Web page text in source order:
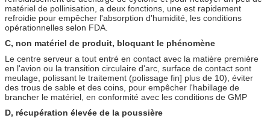
matériel de pollinisation, a deux fonctions, une est rapidement
refroidie pour empêcher l'absorption d'humidité, les conditions
opérationnelles selon FDA.
C, non matériel de produit, bloquant le phénomène
Le centre serveur a tout entré en contact avec la matière première
en l'avion ou la transition circulaire d'arc, surface de contact sont
meulage, polissant le traitement (polissage fin] plus de 10), éviter
des trous de sable et des coins, pour empêcher l'habillage de
brancher le matériel, en conformité avec les conditions de GMP
D, récupération élevée de la poussière